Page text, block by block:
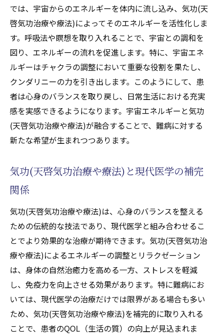
では、宇宙からのエネルギーを体内に流し込み、気功(天
啓気功治療や療法)によってそのエネルギーを活性化しま
す。呼吸法や瞑想を取り入れることで、宇宙との調和を
図り、エネルギーの流れを促進します。特に、宇宙エネ
ルギーはチャクラの調整において重要な役割を果たし、
クンダリニーの力を引き出します。このようにして、患
者は心身のバランスを取り戻し、日常生活における充実
感を実感できるようになります。宇宙エネルギーと気功
(天啓気功治療や療法)が融合することで、難病に対する
新たな希望が生まれつつあります。
気功(天啓気功治療や療法)と現代医学の補完
関係
気功(天啓気功治療や療法)は、心身のバランスを整える
ための伝統的な技法であり、現代医学と組み合わせるこ
とでより効果的な治療が期待できます。気功(天啓気功治
療や療法)によるエネルギーの調整とリラクゼーション
は、身体の自然治癒力を高める一方、ストレスを軽減
し、免疫力を向上させる効果があります。特に難病にお
いては、現代医学の治療だけでは限界がある場合も多い
ため、気功(天啓気功治療や療法)を補完的に取り入れる
ことで、患者のQOL（生活の質）の向上が見込まれま